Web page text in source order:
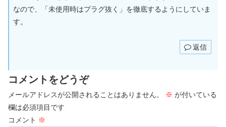
なので、「未使用時はプラグ抜く」を徹底するようにしていま
す。
返信
コメントをどうぞ
メールアドレスが公開されることはありません。 ※ が付いている
欄は必須項目です
コメント ※